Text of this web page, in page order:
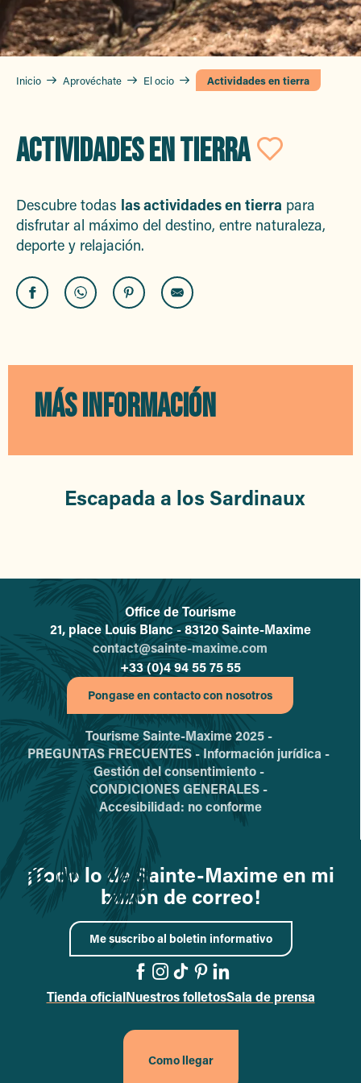
Inicio Aprovéchate El ocio Actividades en tierra
ACTIVIDADES EN TIERRA
Descubre todas las actividades en tierra para
disfrutar al máximo del destino, entre naturaleza,
deporte y relajación.
Mini-Golf Aventure Famille
Familia Paintball
Domaine des Beaucas
MÁS INFORMACIÓN
Escapada a los Sardinaux
L'office de tourisme de Sainte-
Office de Tourisme
21, place Louis Blanc - 83120 Sainte-Maxime
contact@sainte-maxime.com
+33 (0)4 94 55 75 55
Pongase en contacto con nosotros
Tourisme Sainte-Maxime 2025 -
PREGUNTAS FRECUENTES - Información jurídica -
Gestión del consentimiento -
CONDICIONES GENERALES -
Accesibilidad: no conforme
¡Todo lo de Sainte-Maxime en mi
buzón de correo!
Me suscribo al boletin informativo
Acceder a la página de
Acceder a la página de
Acceder a la página
Acceder a la
Acceder a la
Tienda oficialNuestros folletosSala de prensa
Como llegar